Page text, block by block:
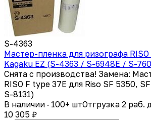
S-4363
Мастер-пленка для ризографа RISO
Kagaku EZ (S-4363 / S-6948E / S-
Снята с производства! Замена:
RISO F type 37E для Riso SF 5350,
S-8131)
В наличии · 100+ штОтгрузка 2 раб.
10 305 ₽